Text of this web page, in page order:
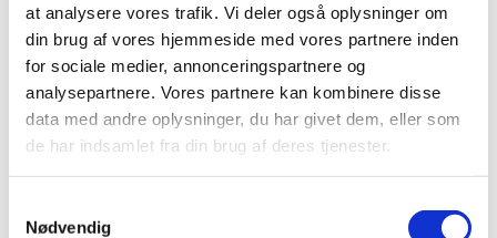
at analysere vores trafik. Vi deler også oplysninger om
din brug af vores hjemmeside med vores partnere inden
for sociale medier, annonceringspartnere og
analysepartnere. Vores partnere kan kombinere disse
data med andre oplysninger, du har givet dem, eller som
de har indsamlet fra din brug af deres tjenester.
Nødvendig
|1. juli 2016|
Lægemiddelstyrelsens inspektører får nu direkte adgang
til at indhente helbredsoplysninger i patientjournaler i
Forventet mangel på næsesalve mod MRSA
vil være mangel på Bactroban Nasal næsesalve 2%, der…